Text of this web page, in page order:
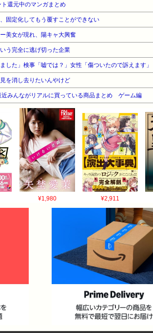
ト還元中のマンガまとめ
固定化してもう覆すことができない
美女が現れ、陽キャ大興奮
う完全に逃げ切った企業
した」検事「嘘では？」女性「傷ついたので訴えます」
を消し去りたいんやけど
近みんながリアルに買っている商品まとめ ゲーム編
¥1,980 ¥2,911